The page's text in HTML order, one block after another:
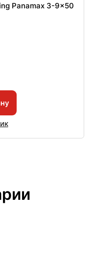
Panamax 3-9x50